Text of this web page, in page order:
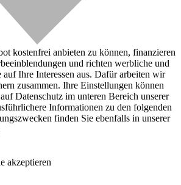
kostenfrei anbieten zu können, finanzieren
und richten werbliche und
Ihre Interessen aus. Dafür arbeiten wir
zusammen. Ihre Einstellungen können
Datenschutz im unteren Bereich unserer
Informationen zu den folgenden
finden Sie ebenfalls in unserer
akzeptieren